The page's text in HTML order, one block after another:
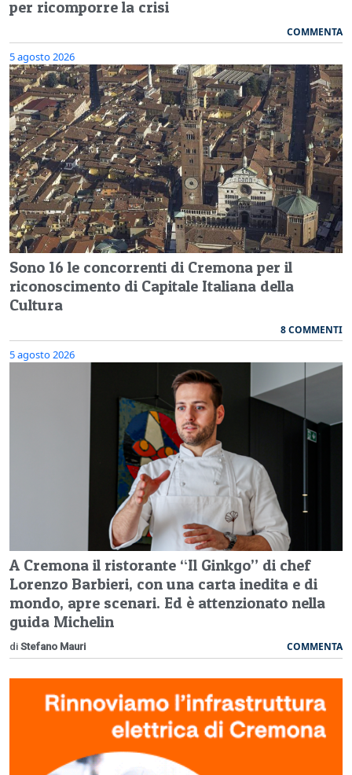
per ricomporre la crisi
COMMENTA
5 agosto 2026
Sono 16 le concorrenti di Cremona per il
riconoscimento di Capitale Italiana della
Cultura
8 COMMENTI
5 agosto 2026
A Cremona il ristorante “Il Ginkgo” di chef
Lorenzo Barbieri, con una carta inedita e di
mondo, apre scenari. Ed è attenzionato nella
guida Michelin
di Stefano Mauri COMMENTA